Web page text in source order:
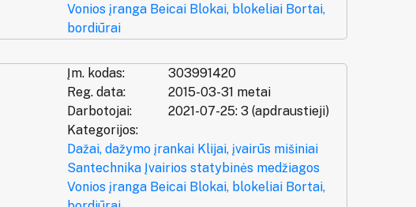
Vonios įranga Beicai Blokai, blokeliai Bortai,
bordiūrai
Įm. kodas:
303991420
Reg. data:
2015-03-31 metai
Darbotojai:
2021-07-25: 3 (apdraustieji)
Kategorijos:
Dažai, dažymo įrankai Klijai, įvairūs mišiniai
Santechnika Įvairios statybinės medžiagos
Vonios įranga Beicai Blokai, blokeliai Bortai,